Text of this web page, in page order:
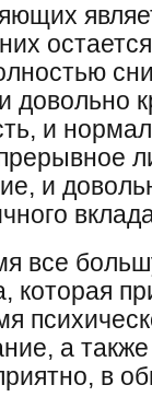
довольно
и
и
все
которая
а также
в